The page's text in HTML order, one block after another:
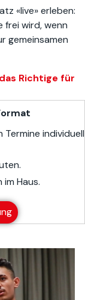
«live» erleben:
frei wird, wenn
gemeinsamen
Richtige für
individuell
Haus.